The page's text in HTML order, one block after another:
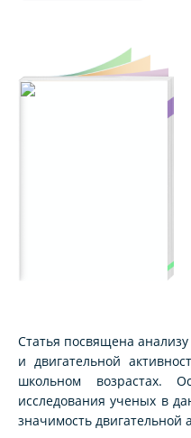
Статья посвящена
и двигательной
школьном возрастах.
исследования ученых в
значимость двигательной